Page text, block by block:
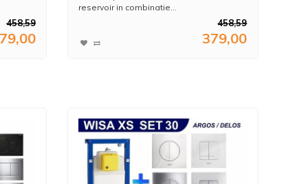
458,59
reservoir in combinatie...
458,59
379,00